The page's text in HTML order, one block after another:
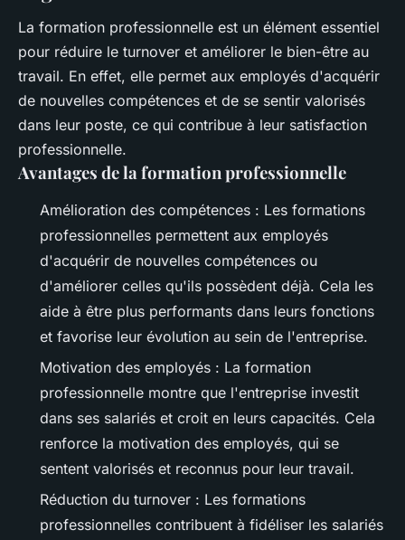
La formation professionnelle est un élément essentiel
pour réduire le turnover et améliorer le bien-être au
travail. En effet, elle permet aux employés d'acquérir
de nouvelles compétences et de se sentir valorisés
dans leur poste, ce qui contribue à leur satisfaction
professionnelle.
Avantages de la formation professionnelle
Amélioration des compétences : Les formations
professionnelles permettent aux employés
d'acquérir de nouvelles compétences ou
d'améliorer celles qu'ils possèdent déjà. Cela les
aide à être plus performants dans leurs fonctions
et favorise leur évolution au sein de l'entreprise.
Motivation des employés : La formation
professionnelle montre que l'entreprise investit
dans ses salariés et croit en leurs capacités. Cela
renforce la motivation des employés, qui se
sentent valorisés et reconnus pour leur travail.
Réduction du turnover : Les formations
professionnelles contribuent à fidéliser les salariés